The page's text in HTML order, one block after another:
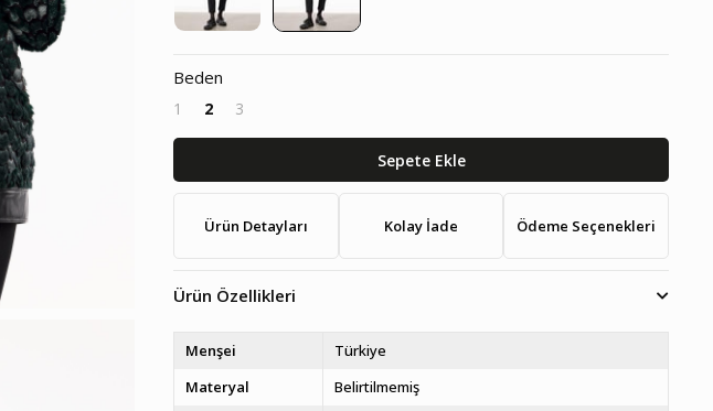
Beden
1 2 3
Ürün Detayları Kolay İade Ödeme Seçenekleri
Ürün Özellikleri
Menşei
Türkiye
Materyal
Belirtilmemiş